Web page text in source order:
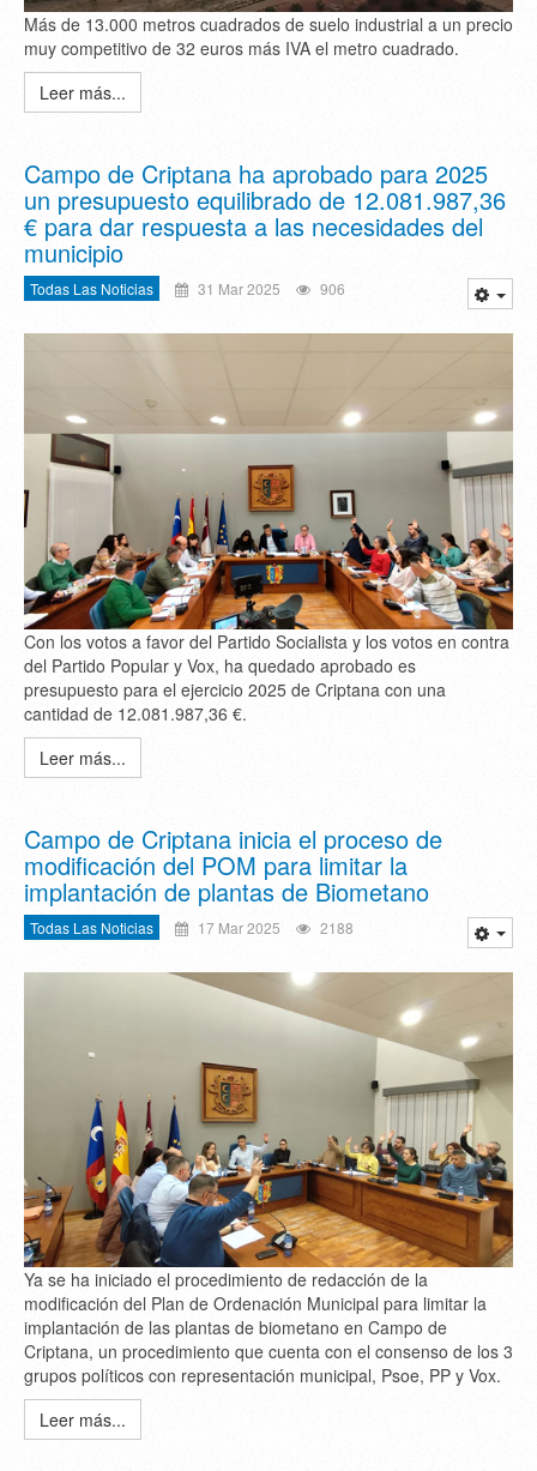
Más de 13.000 metros cuadrados de suelo industrial a un precio
muy competitivo de 32 euros más IVA el metro cuadrado.
Leer más...
Campo de Criptana ha aprobado para 2025
un presupuesto equilibrado de 12.081.987,36
€ para dar respuesta a las necesidades del
municipio
Todas Las Noticias 31 Mar 2025 906
Con los votos a favor del Partido Socialista y los votos en contra
del Partido Popular y Vox, ha quedado aprobado es
presupuesto para el ejercicio 2025 de Criptana con una
cantidad de 12.081.987,36 €.
Leer más...
Campo de Criptana inicia el proceso de
modificación del POM para limitar la
implantación de plantas de Biometano
Todas Las Noticias 17 Mar 2025 2188
Ya se ha iniciado el procedimiento de redacción de la
modificación del Plan de Ordenación Municipal para limitar la
implantación de las plantas de biometano en Campo de
Criptana, un procedimiento que cuenta con el consenso de los 3
grupos políticos con representación municipal, Psoe, PP y Vox.
Leer más...